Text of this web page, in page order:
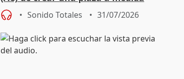
para su hija en Ripoll (Girona)
Sonido Totales 31/07/2026